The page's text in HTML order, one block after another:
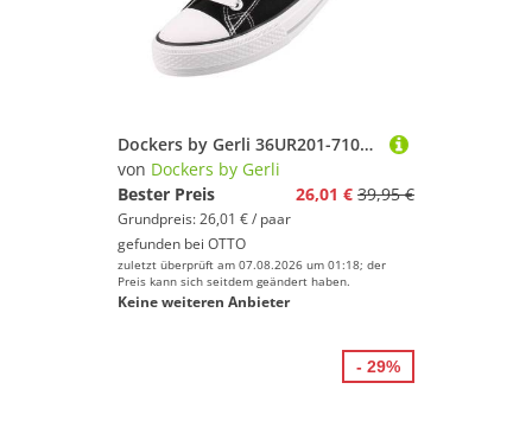
Dockers by Gerli 36UR201-710100 Slipper
von Dockers by Gerli
Bester Preis
26,01 € 39,95 €
Grundpreis: 26,01 € / paar
gefunden bei OTTO
zuletzt überprüft am 07.08.2026 um 01:18; der
Preis kann sich seitdem geändert haben.
Keine weiteren Anbieter
- 29%